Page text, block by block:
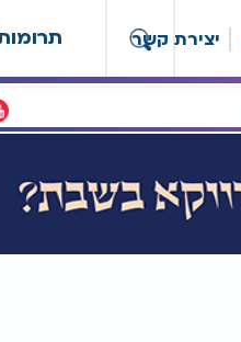
יצירת קשר